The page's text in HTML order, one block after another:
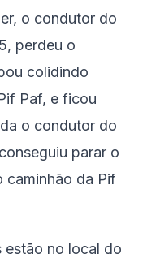
o condutor do
perdeu o
colidindo
Paf, e ficou
o condutor do
parar o
caminhão da Pif
estão no local do